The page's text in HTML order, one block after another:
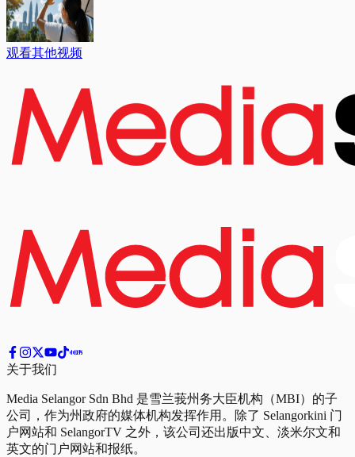
观看其他视频
关于我们
Media Selangor Sdn Bhd 是雪兰莪州务大臣机构（MBI）的子
公司，作为州政府的媒体机构发挥作用。除了 Selangorkini 门
户网站和 SelangorTV 之外，该公司还出版中文、淡米尔文和
英文的门户网站和报纸。